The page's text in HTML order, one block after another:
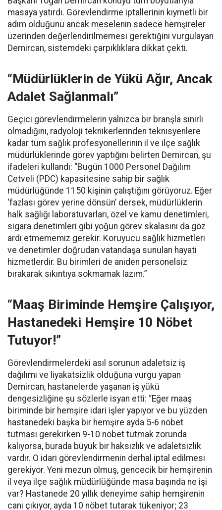
masaya yatırdı. Görevlendirme iptallerinin kıymetli bir
adım olduğunu ancak meselenin sadece hemşireler
üzerinden değerlendirilmemesi gerektiğini vurgulayan
Demircan, sistemdeki çarpıklıklara dikkat çekti.
“Müdürlüklerin de Yükü Ağır, Ancak
Adalet Sağlanmalı”
Geçici görevlendirmelerin yalnızca bir branşla sınırlı
olmadığını, radyoloji teknikerlerinden teknisyenlere
kadar tüm sağlık profesyonellerinin il ve ilçe sağlık
müdürlüklerinde görev yaptığını belirten Demircan, şu
ifadeleri kullandı: “Bugün 1000 Personel Dağılım
Cetveli (PDC) kapasitesine sahip bir sağlık
müdürlüğünde 1150 kişinin çalıştığını görüyoruz. Eğer
‘fazlası görev yerine dönsün’ dersek, müdürlüklerin
halk sağlığı laboratuvarları, özel ve kamu denetimleri,
sigara denetimleri gibi yoğun görev skalasını da göz
ardı etmememiz gerekir. Koruyucu sağlık hizmetleri
ve denetimler doğrudan vatandaşa sunulan hayati
hizmetlerdir. Bu birimleri de aniden personelsiz
bırakarak sıkıntıya sokmamak lazım.”
“Maaş Biriminde Hemşire Çalışıyor,
Hastanedeki Hemşire 10 Nöbet
Tutuyor!”
Görevlendirmelerdeki asıl sorunun adaletsiz iş
dağılımı ve liyakatsizlik olduğuna vurgu yapan
Demircan, hastanelerde yaşanan iş yükü
dengesizliğine şu sözlerle isyan etti: “Eğer maaş
biriminde bir hemşire idari işler yapıyor ve bu yüzden
hastanedeki başka bir hemşire ayda 5-6 nöbet
tutması gerekirken 9-10 nöbet tutmak zorunda
kalıyorsa, burada büyük bir haksızlık ve adaletsizlik
vardır. O idari görevlendirmenin derhal iptal edilmesi
gerekiyor. Yeni mezun olmuş, gencecik bir hemşirenin
il veya ilçe sağlık müdürlüğünde masa başında ne işi
var? Hastanede 20 yıllık deneyime sahip hemşirenin
canı çıkıyor, ayda 10 nöbet tutarak tükeniyor; 23